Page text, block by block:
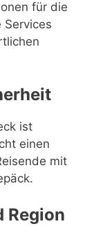
für die
Services
ist
einen
mit
Region